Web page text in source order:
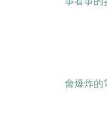
會爆炸的